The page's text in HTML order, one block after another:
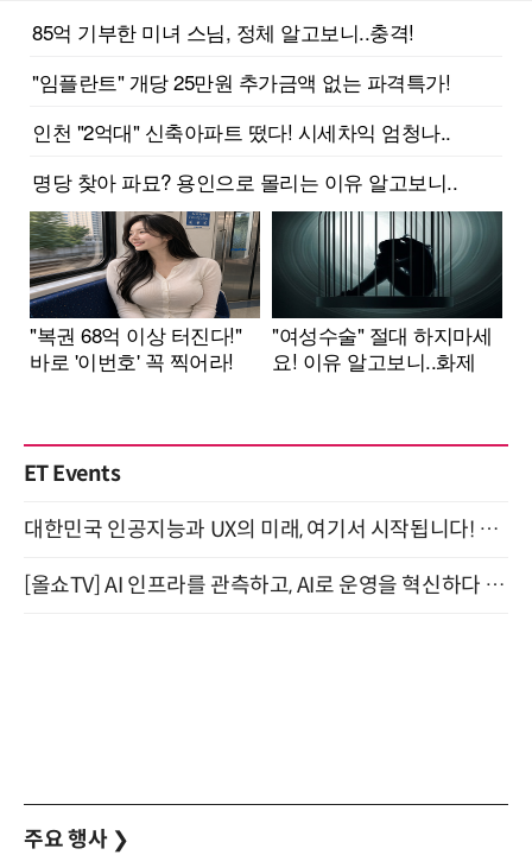
ET Events
대한민국 인공지능과 UX의 미래, 여기서 시작됩니다! UX Korea 2026 - Fall 9월 2일 개최
[올쇼TV] AI 인프라를 관측하고, AI로 운영을 혁신하다 (8월 11일 생방송)
주요 행사 ❯